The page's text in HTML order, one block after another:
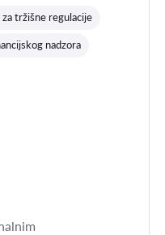
tržišne regulacije
nadzora